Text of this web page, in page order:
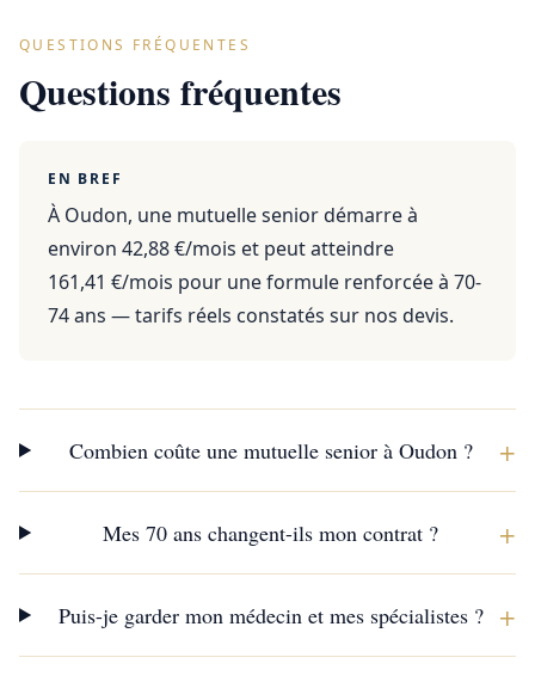
QUESTIONS FRÉQUENTES
Questions fréquentes
EN BREF
À Oudon, une mutuelle senior démarre à
environ 42,88 €/mois et peut atteindre
161,41 €/mois pour une formule renforcée à 70-
74 ans — tarifs réels constatés sur nos devis.
Combien coûte une mutuelle senior à Oudon ? +
Mes 70 ans changent-ils mon contrat ? +
Puis-je garder mon médecin et mes spécialistes ? +